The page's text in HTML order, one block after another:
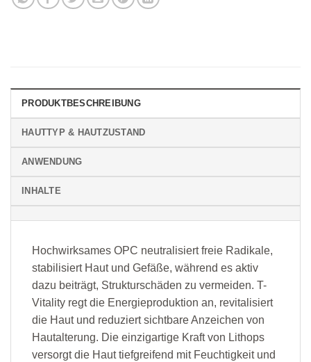
PRODUKTBESCHREIBUNG
HAUTTYP & HAUTZUSTAND
ANWENDUNG
INHALTE
Hochwirksames OPC neutralisiert freie Radikale,
stabilisiert Haut und Gefäße, während es aktiv
dazu beiträgt, Strukturschäden zu vermeiden. T-
Vitality regt die Energieproduktion an, revitalisiert
die Haut und reduziert sichtbare Anzeichen von
Hautalterung. Die einzigartige Kraft von Lithops
versorgt die Haut tiefgreifend mit Feuchtigkeit und